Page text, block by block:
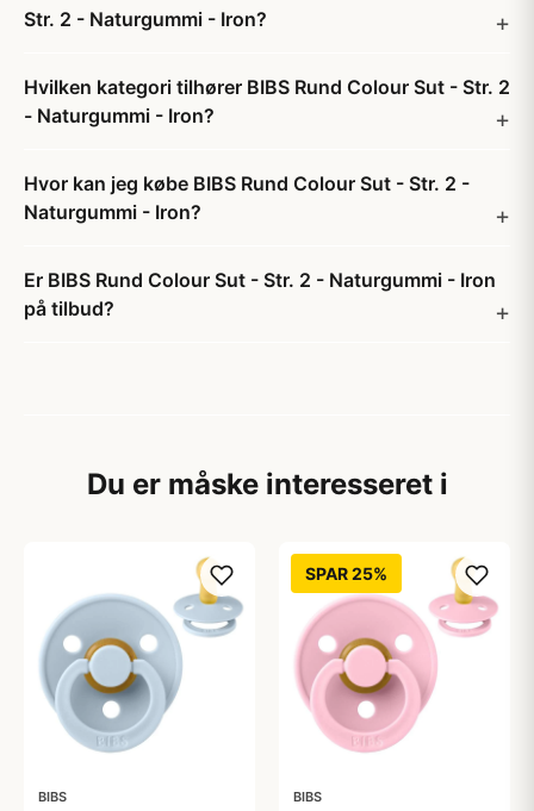
Str. 2 - Naturgummi - Iron?
Hvilken kategori tilhører BIBS Rund Colour Sut - Str. 2
- Naturgummi - Iron?
Hvor kan jeg købe BIBS Rund Colour Sut - Str. 2 -
Naturgummi - Iron?
Er BIBS Rund Colour Sut - Str. 2 - Naturgummi - Iron
på tilbud?
Du er måske interesseret i
BIBS
SPAR 25%
BIBS